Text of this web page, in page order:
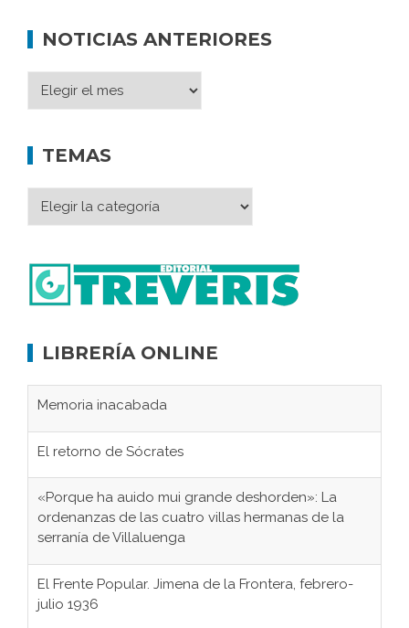
NOTICIAS ANTERIORES
TEMAS
LIBRERÍA ONLINE
Memoria inacabada
El retorno de Sócrates
«Porque ha auido mui grande deshorden»: La
ordenanzas de las cuatro villas hermanas de la
serranía de Villaluenga
El Frente Popular. Jimena de la Frontera, febrero-
julio 1936